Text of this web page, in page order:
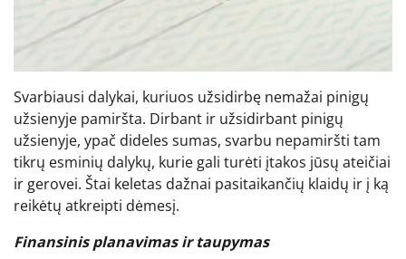
Svarbiausi dalykai, kuriuos užsidirbę nemažai pinigų
užsienyje pamiršta. Dirbant ir užsidirbant pinigų
užsienyje, ypač dideles sumas, svarbu nepamiršti tam
tikrų esminių dalykų, kurie gali turėti įtakos jūsų ateičiai
ir gerovei. Štai keletas dažnai pasitaikančių klaidų ir į ką
reikėtų atkreipti dėmesį.
Finansinis planavimas ir taupymas